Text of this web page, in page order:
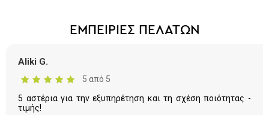
ΕΜΠΕΙΡΙΕΣ ΠΕΛΑΤΩΝ
Aliki G.
5 από 5
5 αστέρια για την εξυπηρέτηση και τη σχέση ποιότητας -
τιμής!